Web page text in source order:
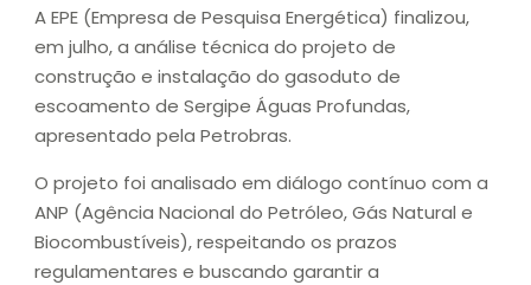
A EPE (Empresa de Pesquisa Energética) finalizou,
em julho, a análise técnica do projeto de
construção e instalação do gasoduto de
escoamento de Sergipe Águas Profundas,
apresentado pela Petrobras.
O projeto foi analisado em diálogo contínuo com a
ANP (Agência Nacional do Petróleo, Gás Natural e
Biocombustíveis), respeitando os prazos
regulamentares e buscando garantir a